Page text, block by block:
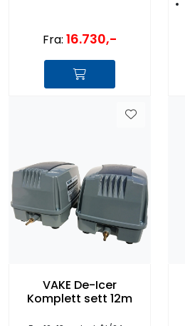
Fra: 16.730,-
VAKE De-Icer
Komplett sett 12m